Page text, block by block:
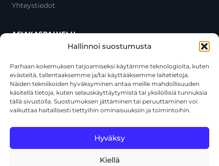
Hallinnoi suostumusta
Parhaan kokemuksen tarjoamiseksi käytämme teknologioita, kuten
evästeitä, tallentaaksemme ja/tai käyttääksemme laitetietoja.
Näiden tekniikoiden hyväksyminen antaa meille mahdollisuuden
käsitellä tietoja, kuten selauskäyttäytymistä tai yksilöllisiä tunnuksia
tällä sivustolla. Suostumuksen jättäminen tai peruuttaminen voi
vaikuttaa haitallisesti tiettyihin ominaisuuksiin ja toimintoihin.
Hyväksy
Kiellä
Yhteystiedot
ASIAKASPALVELU
Oma tili
Maksutavat
Toimitustavat
Usein kysytyt kysymykset
+358 44 270 3795
asiakaspalvelu@toolcat.fi